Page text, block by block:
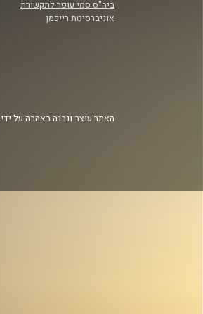
ביה"ס סמי עופר לתקשורת
אוניברסיטת רייכמן
האתר עוצב ונבנה באהבה על ידי